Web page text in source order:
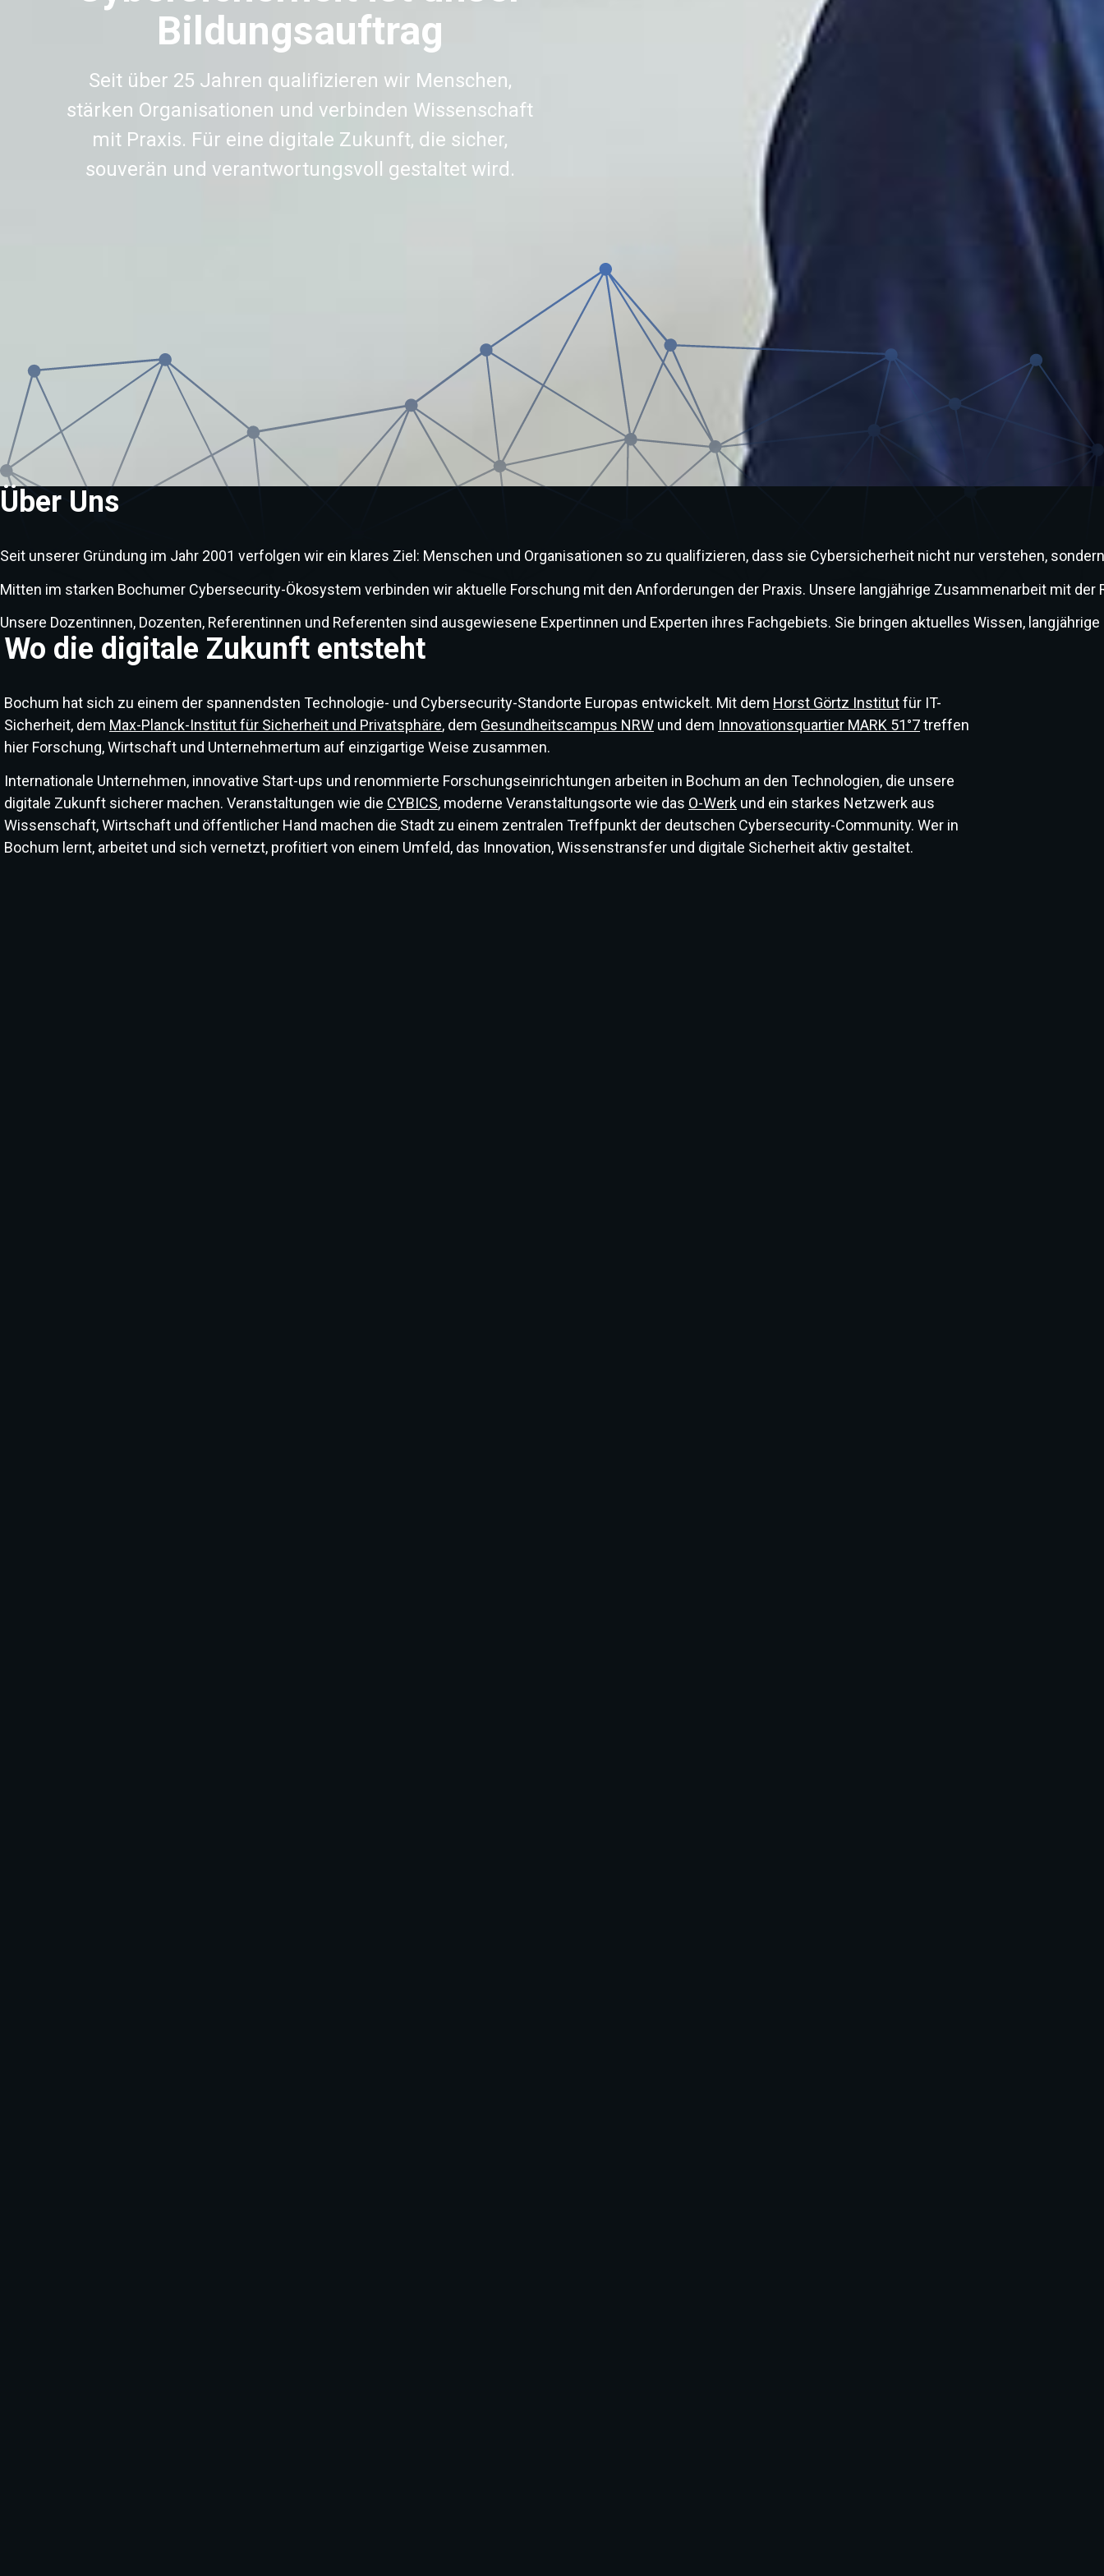
Bildungsauftrag
Seit über 25 Jahren qualifizieren wir Menschen,
stärken Organisationen und verbinden Wissenschaft
mit Praxis. Für eine digitale Zukunft, die sicher,
souverän und verantwortungsvoll gestaltet wird.
Über Uns
Seit unserer Gründung im Jahr 2001 verfolgen wir ein klares Ziel: Menschen und Organisationen so zu qualifizieren, dass sie Cybersicherheit nicht nur verstehen,
Mitten im starken Bochumer Cybersecurity-Ökosystem verbinden wir aktuelle Forschung mit den Anforderungen der Praxis. Unsere langjährige Zusammenarbeit mit
Unsere Dozentinnen, Dozenten, Referentinnen und Referenten sind ausgewiesene Expertinnen und Experten ihres Fachgebiets. Sie bringen aktuelles Wissen,
Wo die digitale Zukunft entsteht
Bochum hat sich zu einem der spannendsten Technologie- und Cybersecurity-Standorte Europas entwickelt. Mit dem Horst Görtz Institutfür IT-
Sicherheit, dem Max-Planck-Institut für Sicherheit und Privatsphäre, dem Gesundheitscampus NRW und dem Innovationsquartier MARK 51°7treffen
hier Forschung, Wirtschaft und Unternehmertum auf einzigartige Weise zusammen.
Internationale Unternehmen, innovative Start-ups und renommierte Forschungseinrichtungen arbeiten in Bochum an den Technologien, die unsere
digitale Zukunft sicherer machen. Veranstaltungen wie die CYBICS, moderne Veranstaltungsorte wie das O-Werk und ein starkes Netzwerk aus
Wissenschaft, Wirtschaft und öffentlicher Hand machen die Stadt zu einem zentralen Treffpunkt der deutschen Cybersecurity-Community. Wer in
Bochum lernt, arbeitet und sich vernetzt, profitiert von einem Umfeld, das Innovation, Wissenstransfer und digitale Sicherheit aktiv gestaltet.